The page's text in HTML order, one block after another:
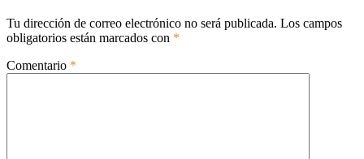
Tu dirección de correo electrónico no será publicada. Los campos
obligatorios están marcados con *
Comentario *